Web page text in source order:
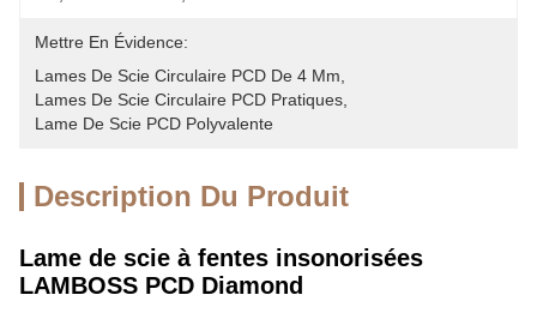
Mettre En Évidence:
Lames De Scie Circulaire PCD De 4 Mm
Lames De Scie Circulaire PCD Pratiques
Lame De Scie PCD Polyvalente
Description Du Produit
Lame de scie à fentes insonorisées
LAMBOSS PCD Diamond